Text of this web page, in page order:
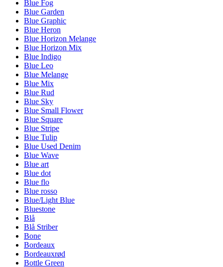
Blue Fog
Blue Garden
Blue Graphic
Blue Heron
Blue Horizon Melange
Blue Horizon Mix
Blue Indigo
Blue Leo
Blue Melange
Blue Mix
Blue Rud
Blue Sky
Blue Small Flower
Blue Square
Blue Stripe
Blue Tulip
Blue Used Denim
Blue Wave
Blue art
Blue dot
Blue flo
Blue rosso
Blue/Light Blue
Bluestone
Blå
Blå Striber
Bone
Bordeaux
Bordeauxrød
Bottle Green